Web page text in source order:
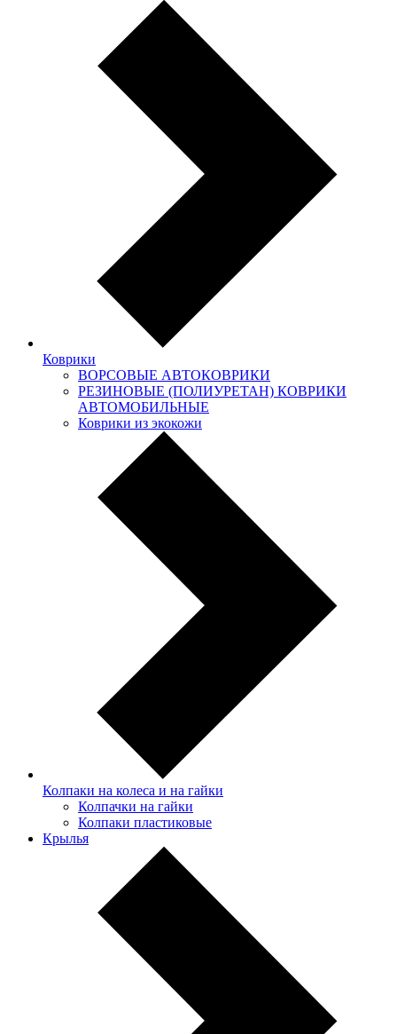
Коврики
ВОРСОВЫЕ АВТОКОВРИКИ
РЕЗИНОВЫЕ (ПОЛИУРЕТАН) КОВРИКИ
АВТОМОБИЛЬНЫЕ
Коврики из экокожи
Колпаки на колеса и на гайки
Колпачки на гайки
Колпаки пластиковые
Крылья